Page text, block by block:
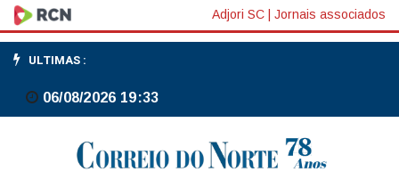
Bolsas
da
Ásia
fecham
Adjori SC Jornais associados
ULTIMAS :
06/08/2026 19:33